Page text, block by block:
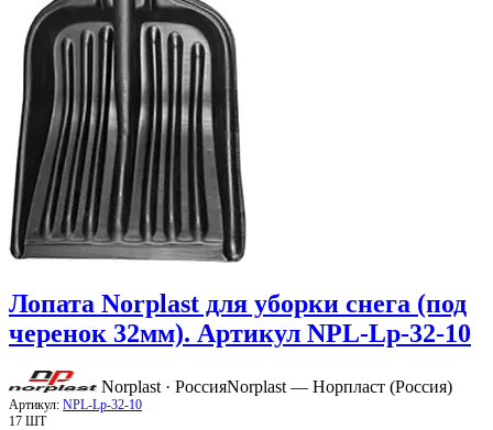
Лопата Norplast для уборки снега (под
черенок 32мм). Артикул NPL-Lp-32-10
Norplast · РоссияNorplast — Норпласт (Россия)
Артикул: NPL-Lp-32-10
17 ШТ